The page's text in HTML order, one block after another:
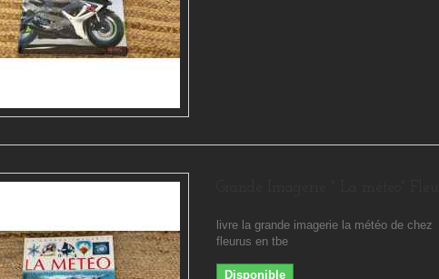
livre la grande imagerie la météo de chez
fleurus en tbe
Disponible